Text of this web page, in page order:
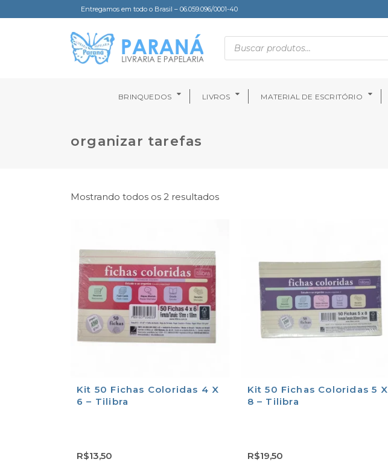
Entregamos em todo o Brasil – 06.059.096/0001-40
BRINQUEDOS LIVROS MATERIAL DE ESCRITÓRIO
organizar tarefas
Mostrando todos os 2 resultados
Kit 50 Fichas Coloridas 4 X
6 – Tilibra
R$13,50
Kit 50 Fichas Coloridas 5 X
8 – Tilibra
R$19,50